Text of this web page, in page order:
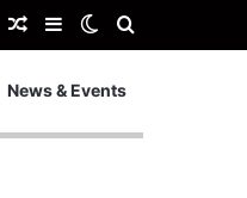
WhatsApp
Articolo Random
Barra laterale
Cambia aspetto
News & Events